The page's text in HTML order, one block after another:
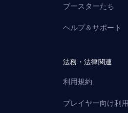
ブースターたち
ヘルプ＆サポート
法務・法律関連
利用規約
プレイヤー向け利